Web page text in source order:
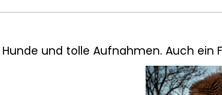
Hunde und tolle Aufnahmen. Auch